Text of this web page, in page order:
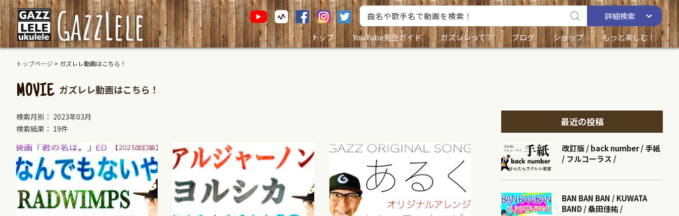
詳細検索
トップ
YouTube完全ガイド ガズレレって？ ブログ ショップ もっと楽しむ！
トップページ > ガズレレ動画はこちら！
MOVIE ガズレレ動画はこちら！
検索月別： 2023年03月
検索結果： 19件
最近の投稿
改訂版 / back number / 手紙
/ フルコーラス /
BAN BAN BAN / KUWATA
BAND / 桑田佳祐 /